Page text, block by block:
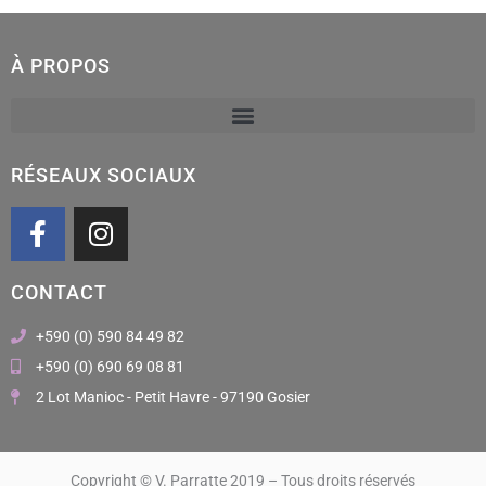
À PROPOS
RÉSEAUX SOCIAUX
F
a
e
b
o
o
k
I
n
t
a
g
r
a
CONTACT
+590 (0) 590 84 49 82
+590 (0) 690 69 08 81
2 Lot Manioc - Petit Havre - 97190 Gosier
Copyright © V. Parratte 2019 – Tous droits réservés